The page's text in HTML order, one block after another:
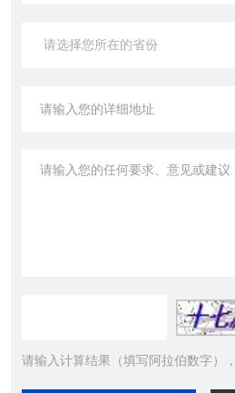
请输入计算结果（填写阿拉伯数字）